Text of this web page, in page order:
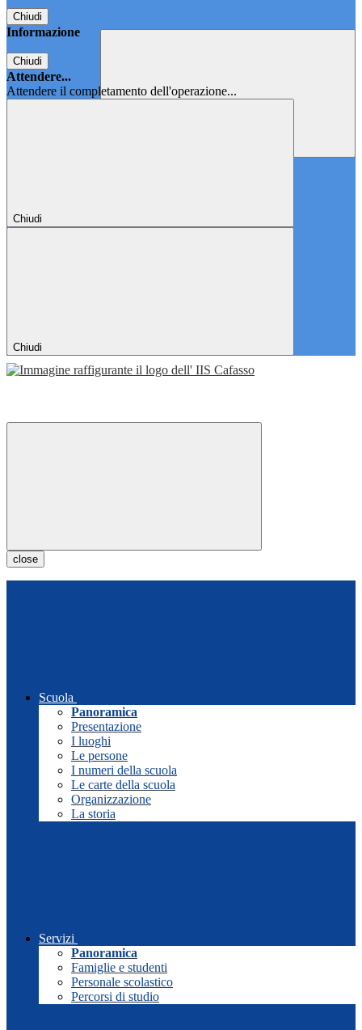
Chiudi
Informazione
Chiudi
Attendere...
Attendere il completamento dell'operazione...
Chiudi
Chiudi
close
Scuola
Panoramica
Presentazione
I luoghi
Le persone
I numeri della scuola
Le carte della scuola
Organizzazione
La storia
Servizi
Panoramica
Famiglie e studenti
Personale scolastico
Percorsi di studio